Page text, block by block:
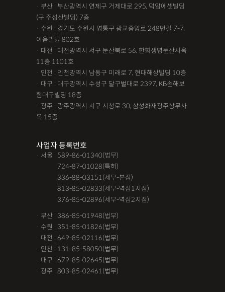
· 부산 : 부산광역시 연제구 거제대로 295, 덕암에셋빌딩
(구 주성산빌딩) 7층
· 수원 : 경기도 수원시 영통구 광교중앙로 248번길 7-7,
이음빌딩 802호
· 대전 : 대전광역시 서구 둔산북로 56, 한화생명둔산사옥
11층 1101호
· 인천 : 인천광역시 남동구 미래로 7, 현대해상빌딩 10층
· 대구 : 대구광역시 수성구 달구벌대로 2397, KB손해보
험대구빌딩 18층
· 광주 : 광주광역시 서구 시청로 30, 삼성화재광주상무사
옥 15층
사업자 등록번호
· 서울 : 589-86-01340(법무)
724-87-01028(특허)
336-88-03151(세무-본점)
813-85-02833(세무-역삼1지점)
376-85-02896(세무-역삼2지점)
· 부산 : 386-85-01948(법무)
· 수원 : 351-85-01826(법무)
· 대전 : 649-85-02116(법무)
· 인천 : 131-85-58050(법무)
· 대구 : 679-85-02645(법무)
· 광주 : 803-85-02461(법무)